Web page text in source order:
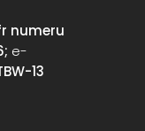
numeru
e-
13